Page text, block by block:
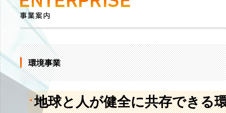
環境事業
地球と人が健全に共存できる